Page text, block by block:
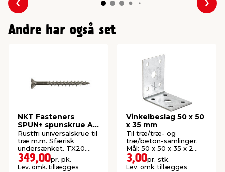
Forrige
Andre har også set
NKT Fasteners
SPUN+ spunskrue A4
5,0 x 50 mm 200 stk.
Rustfri universalskrue til
træ m.m. Sfærisk
undersænket. TX20.
Udendørs.
349,00pr. pk.
Lev. omk. tillægges
Vinkelbeslag 50 x 50
x 35 mm
Til træ/træ- og
træ/beton-samlinger.
Mål: 50 x 50 x 35 x 2
mm.
3,00pr. stk.
Lev. omk. tillægges